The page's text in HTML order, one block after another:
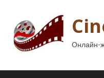
Онлайн-